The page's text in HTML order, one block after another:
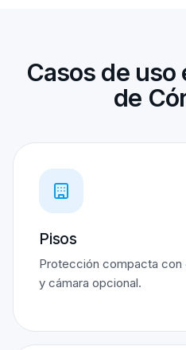
Casos de uso
de
Pisos
Protección compacta
y cámara opcional.